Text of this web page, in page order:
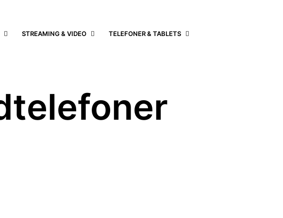
STREAMING & VIDEO TELEFONER & TABLETS